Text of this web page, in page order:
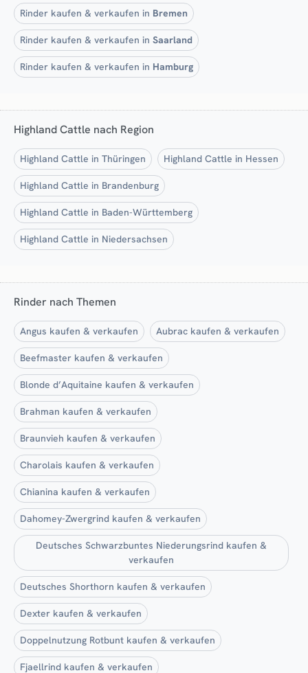
Rinder kaufen & verkaufen in Bremen
Rinder kaufen & verkaufen in Saarland
Rinder kaufen & verkaufen in Hamburg
Highland Cattle nach Region
Highland Cattle in Thüringen Highland Cattle in Hessen
Highland Cattle in Brandenburg
Highland Cattle in Baden-Württemberg
Highland Cattle in Niedersachsen
Rinder nach Themen
Angus kaufen & verkaufen Aubrac kaufen & verkaufen
Beefmaster kaufen & verkaufen
Blonde d’Aquitaine kaufen & verkaufen
Brahman kaufen & verkaufen
Braunvieh kaufen & verkaufen
Charolais kaufen & verkaufen
Chianina kaufen & verkaufen
Dahomey-Zwergrind kaufen & verkaufen
Deutsches Schwarzbuntes Niederungsrind kaufen &
verkaufen
Deutsches Shorthorn kaufen & verkaufen
Dexter kaufen & verkaufen
Doppelnutzung Rotbunt kaufen & verkaufen
Fjaellrind kaufen & verkaufen